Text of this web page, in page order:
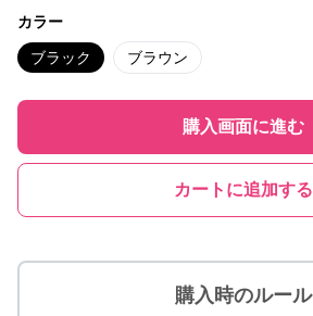
カラー
ブラック ブラウン
購入画面に進む
カートに追加する
購入時のルール